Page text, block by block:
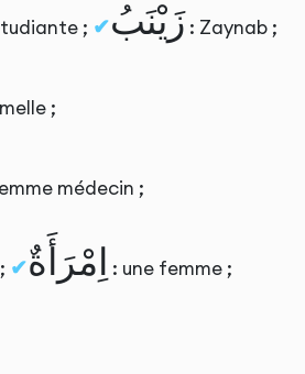
; زَيْنَبُ : Zaynab ;
;
médecin ;
اِمْرَأَةٌ : une femme ;